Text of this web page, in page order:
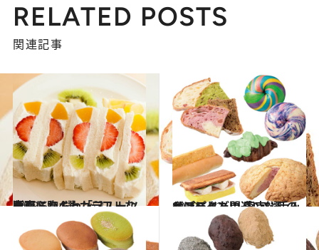
RELATED POSTS
関連記事
2019.5.7
東京ふわふわ「フルーツサンド」4選 カラフルな断面に胸キュン♡
グルメ 2019.5.12
サプライズ間違いなしのインパクト！ 東京・手みやげにしたいパン8選
グルメ